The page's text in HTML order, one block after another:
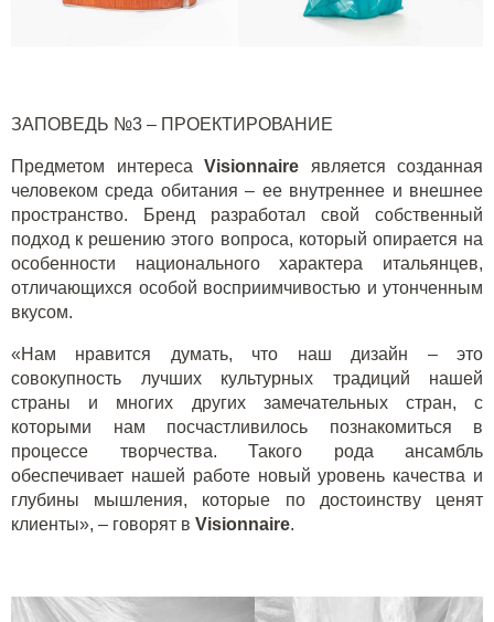
ЗАПОВЕДЬ №3 – ПРОЕКТИРОВАНИЕ
Предметом интереса Visionnaire
является созданная
человеком среда обитания – ее внутреннее и внешнее
пространство. Бренд разработал свой собственный
подход к решению этого вопроса, который опирается на
особенности национального характера итальянцев,
отличающихся особой восприимчивостью и утонченным
вкусом.
«Нам нравится думать, что наш дизайн – это
совокупность лучших культурных традиций нашей
страны и многих других замечательных стран, с
которыми нам посчастливилось познакомиться в
процессе творчества. Такого рода ансамбль
обеспечивает нашей работе новый уровень качества и
глубины мышления, которые по достоинству ценят
клиенты», – говорят в Visionnaire.